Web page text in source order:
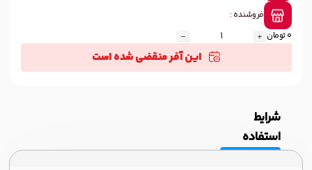
فروشنده :
0 تومان
این آفر منقضی شده است
شرایط
استفاده